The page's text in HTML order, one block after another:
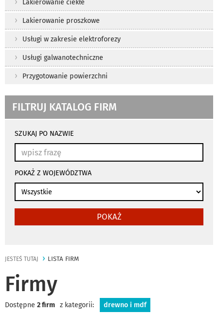
Lakierowanie ciekłe
Lakierowanie proszkowe
Usługi w zakresie elektroforezy
Usługi galwanotechniczne
Przygotowanie powierzchni
FILTRUJ KATALOG FIRM
wyszukiwania
automatycznie
SZUKAJ PO NAZWIE
POKAŻ Z WOJEWÓDZTWA
POKAŻ
JESTEŚ TUTAJ LISTA FIRM
Firmy
Dostępne 2 firm z kategorii: drewno i mdf